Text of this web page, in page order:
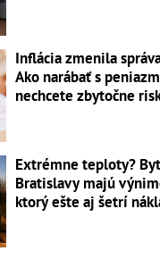
Inflácia zmenila
Ako narábať s
nechcete zbytočne
Extrémne teploty?
Bratislavy majú
ktorý ešte aj šetrí